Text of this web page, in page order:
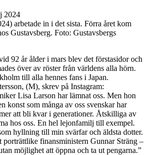
2024
arbetade in i det sista. Förra året kom
Gustavsberg. Foto: Gustavsbergs
92 år ålder i mars blev det förstasidor och
över av röster från världens alla hörn.
till alla hennes fans i Japan.
(M), skrev på Instagram:
Lisa Larson har lämnat oss. Men hon
konst som många av oss svenskar har
att bli kvar i generationer. Åtskilliga av
hos oss. En hel lejonfamilj till exempel.
hyllning till min svärfar och äldsta dotter.
porträttlike finansministern Gunnar Sträng –
möjlighet att öppna och ta ut pengarna.”